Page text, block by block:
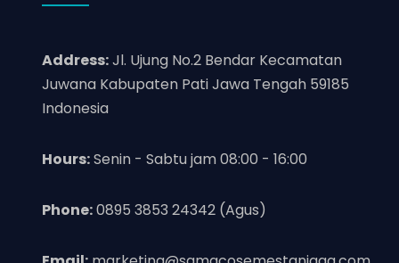
Address:Jl. Ujung No.2 Bendar Kecamatan
Juwana Kabupaten Pati Jawa Tengah 59185
Indonesia
Hours:Senin - Sabtu jam 08:00 - 16:00
Phone:0895 3853 24342 (Agus)